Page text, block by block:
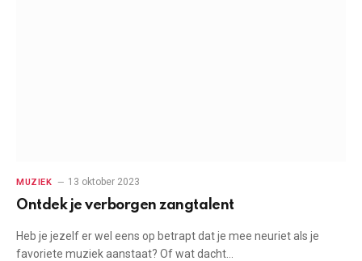
MUZIEK 13 oktober 2023
Ontdek je verborgen zangtalent
Heb je jezelf er wel eens op betrapt dat je mee neuriet als je
favoriete muziek aanstaat? Of wat dacht…